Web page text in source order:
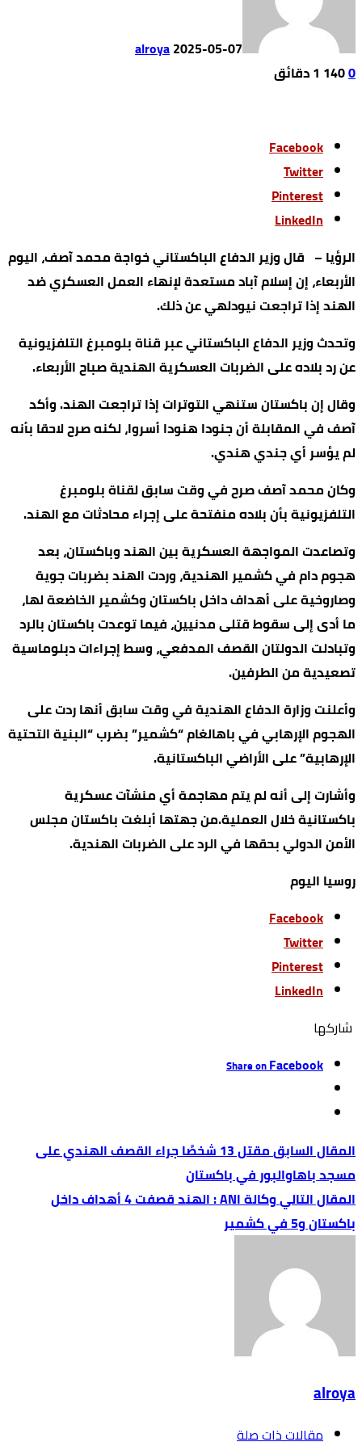
alroya2025-05-07
0
140 1 ‫دقائق‬
Facebook
Twitter
Pinterest
LinkedIn
الرؤيا – قال وزير الدفاع الباكستاني خواجة محمد آصف، اليوم
الأربعاء، إن إسلام آباد مستعدة لإنهاء العمل العسكري ضد
الهند إذا تراجعت نيودلهي عن ذلك.
وتحدث وزير الدفاع الباكستاني عبر قناة بلومبرغ التلفزيونية
عن رد بلاده على الضربات العسكرية الهندية صباح الأربعاء.
وقال إن باكستان ستنهي التوترات إذا تراجعت الهند. وأكد
آصف في المقابلة أن جنودا هنودا أسروا، لكنه صرح لاحقا بأنه
لم يؤسر أي جندي هندي.
وكان محمد آصف صرح في وقت سابق لقناة بلومبرغ
التلفزيونية بأن بلاده منفتحة على إجراء محادثات مع الهند.
وتصاعدت المواجهة العسكرية بين الهند وباكستان، بعد
هجوم دام في كشمير الهندية، وردت الهند بضربات جوية
وصاروخية على أهداف داخل باكستان وكشمير الخاضعة لها،
ما أدى إلى سقوط قتلى مدنيين، فيما توعدت باكستان بالرد
وتبادلت الدولتان القصف المدفعي، وسط إجراءات دبلوماسية
تصعيدية من الطرفين.
وأعلنت وزارة الدفاع الهندية في وقت سابق أنها ردت على
الهجوم الإرهابي في باهالغام “كشمير” بضرب “البنية التحتية
الإرهابية” على الأراضي الباكستانية.
وأشارت إلى أنه لم يتم مهاجمة أي منشآت عسكرية
باكستانية خلال العملية.من جهتها أبلغت باكستان مجلس
الأمن الدولي بحقها في الرد على الضربات الهندية.
روسيا اليوم
Facebook
Twitter
Pinterest
LinkedIn
‫‫ شاركها‬
Share onFacebook
مقتل 13 شخصًا جراء القصف الهندي على
مسجد باهاوالبور في باكستان
وكالة ANI : الهند قصفت 4 أهداف داخل
باكستان و5 في كشمير
alroya
‫مقالات ذات صلة‬